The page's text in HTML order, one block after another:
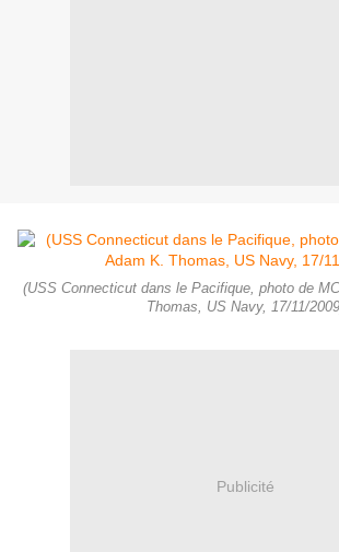
(USS Connecticut dans le Pacifique, photo de
Thomas, US Navy, 17/11/
Publicité